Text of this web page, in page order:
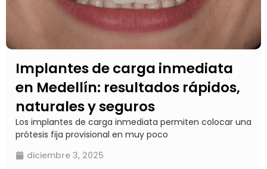
Implantes de carga inmediata
en Medellín: resultados rápidos,
naturales y seguros
Los implantes de carga inmediata permiten colocar una
prótesis fija provisional en muy poco
diciembre 3, 2025